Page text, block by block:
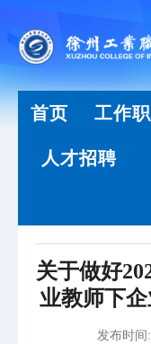
首页 工作
人才招聘
关于做好
业教师下
发布时间